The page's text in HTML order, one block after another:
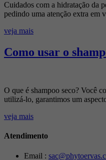
Cuidados com a hidratação da
pedindo uma atenção extra em
veja mais
Como usar o
O que é shampoo seco? Você
utilizá-lo, garantimos um
veja mais
Atendimento
Email :